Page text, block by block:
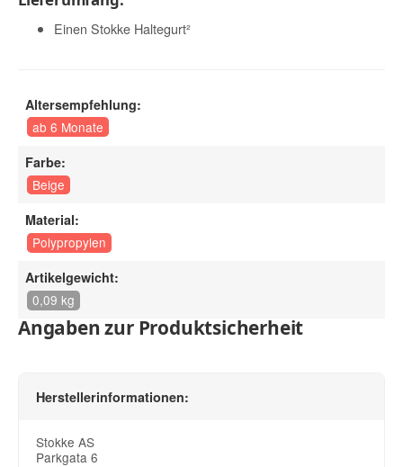
Einen Stokke Haltegurt²
Altersempfehlung:
ab 6 Monate
Farbe:
Beige
Material:
Polypropylen
Artikelgewicht:
0,09 kg
Angaben zur Produktsicherheit
Herstellerinformationen:
Stokke AS
Parkgata 6